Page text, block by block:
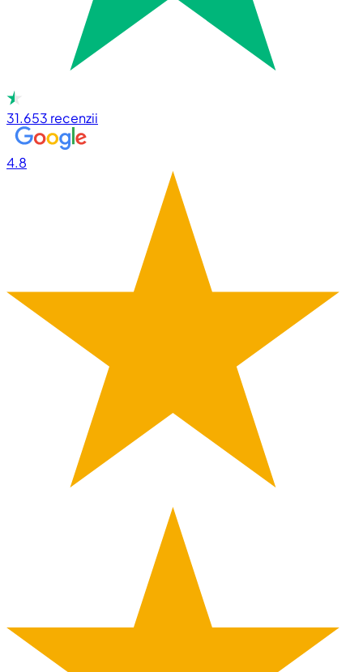
31.653 recenzii
4.8